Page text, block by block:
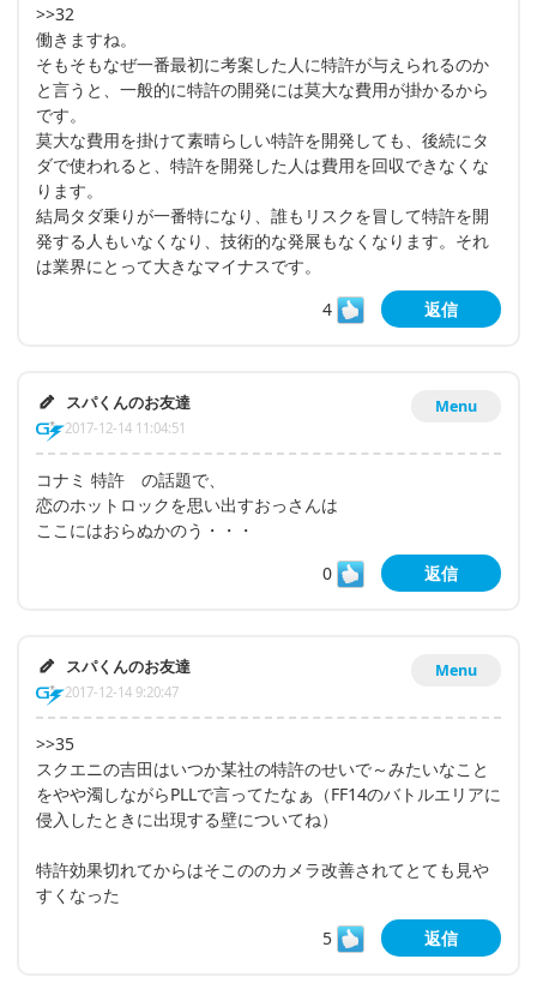
>>32
働きますね。
そもそもなぜ一番最初に考案した人に特許が与えられるのか
と言うと、一般的に特許の開発には莫大な費用が掛かるから
です。
莫大な費用を掛けて素晴らしい特許を開発しても、後続にタ
ダで使われると、特許を開発した人は費用を回収できなくな
ります。
結局タダ乗りが一番特になり、誰もリスクを冒して特許を開
発する人もいなくなり、技術的な発展もなくなります。それ
は業界にとって大きなマイナスです。
4
返信
Menu
スパくんのお友達
2017-12-14 11:04:51
コナミ 特許 の話題で、
恋のホットロックを思い出すおっさんは
ここにはおらぬかのう・・・
0
返信
Menu
スパくんのお友達
2017-12-14 9:20:47
>>35
スクエニの吉田はいつか某社の特許のせいで～みたいなこと
をやや濁しながらPLLで言ってたなぁ（FF14のバトルエリアに
侵入したときに出現する壁についてね）
特許効果切れてからはそこののカメラ改善されてとても見や
すくなった
5
返信